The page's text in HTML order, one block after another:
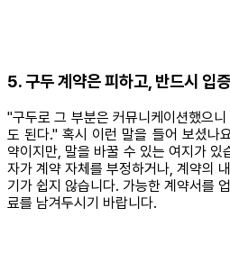
5. 구두 계약은 피하고, 반드시 입
"구두로 그 부분은 커뮤니케이션했으
도 된다." 혹시 이런 말을 들어 보셨나
약이지만, 말을 바꿀 수 있는 여지가 있
자가 계약 자체를 부정하거나, 계약의
기가 쉽지 않습니다. 가능한 계약서를
료를 남겨두시기 바랍니다.